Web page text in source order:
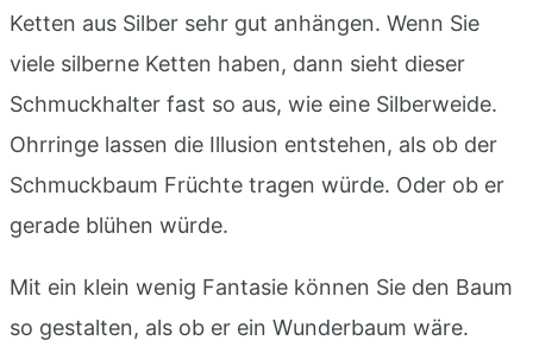
Ketten aus Silber sehr gut anhängen. Wenn Sie
viele silberne Ketten haben, dann sieht dieser
Schmuckhalter fast so aus, wie eine Silberweide.
Ohrringe lassen die Illusion entstehen, als ob der
Schmuckbaum Früchte tragen würde. Oder ob er
gerade blühen würde.
Mit ein klein wenig Fantasie können Sie den Baum
so gestalten, als ob er ein Wunderbaum wäre.